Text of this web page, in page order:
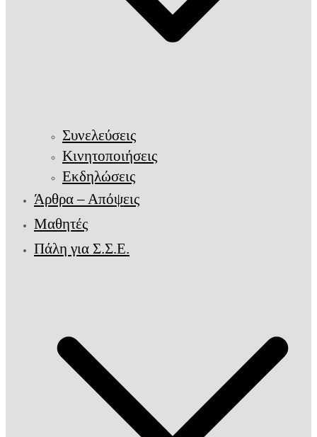
Συνελεύσεις
Κινητοποιήσεις
Εκδηλώσεις
Άρθρα – Απόψεις
Μαθητές
Πάλη για Σ.Σ.Ε.